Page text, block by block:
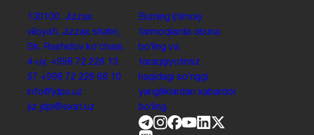
130100. Jizzax
viloyati, Jizzax shahri,
Sh. Rashidov koʻchasi,
4-uy. +998 72 226 13
57 +998 72 226 68 10
info@jdpu.uz
jiz.jdpi@exat.uz
Bizning ijtimoiy
tarmoqlarda obuna
boʻling va
taraqqiyotimiz
haqidagi soʻnggi
yangiliklardan xabardor
boʻling.